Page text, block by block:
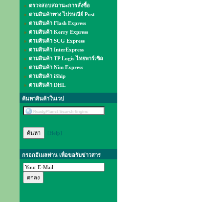
ตรวจสอบสถานะการสั่งซื้อ
ตามสินค้าทาง ไปรษณีย์ Post
ตามสินค้า Flash Express
ตามสินค้า Kerry Express
ตามสินค้า SCG Express
ตามสินค้า InterExpress
ตามสินค้า TP Logis ไทยพาร์เซิล
ตามสินค้า Nim Express
ตามสินค้า iShip
ตามสินค้า DHL
ค้นหาสินค้าในเวป
[Help]
กรอกอีเมลท่าน เพื่อขอรับข่าวสาร